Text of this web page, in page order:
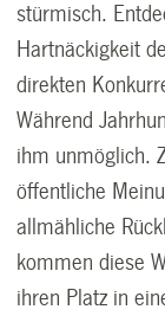
stürmisch.
Hartnäckigkeit
direkten
Während
ihm unmöglich.
öffentliche
allmähliche
kommen diese
ihren Platz in